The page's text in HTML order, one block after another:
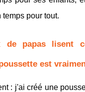
pour tout.
de papas
est
: j'ai créé une